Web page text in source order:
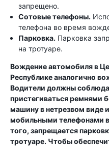
запрещено.
Сотовые телефоны.
телефона во время
Парковка. Парковка
на тротуаре.
Вождение автомобиля в
Республике аналогично
Водители должны
пристегиваться ремнями
машину в нетрезвом виде
мобильными телефонами
того, запрещается
тротуаре. Чтобы